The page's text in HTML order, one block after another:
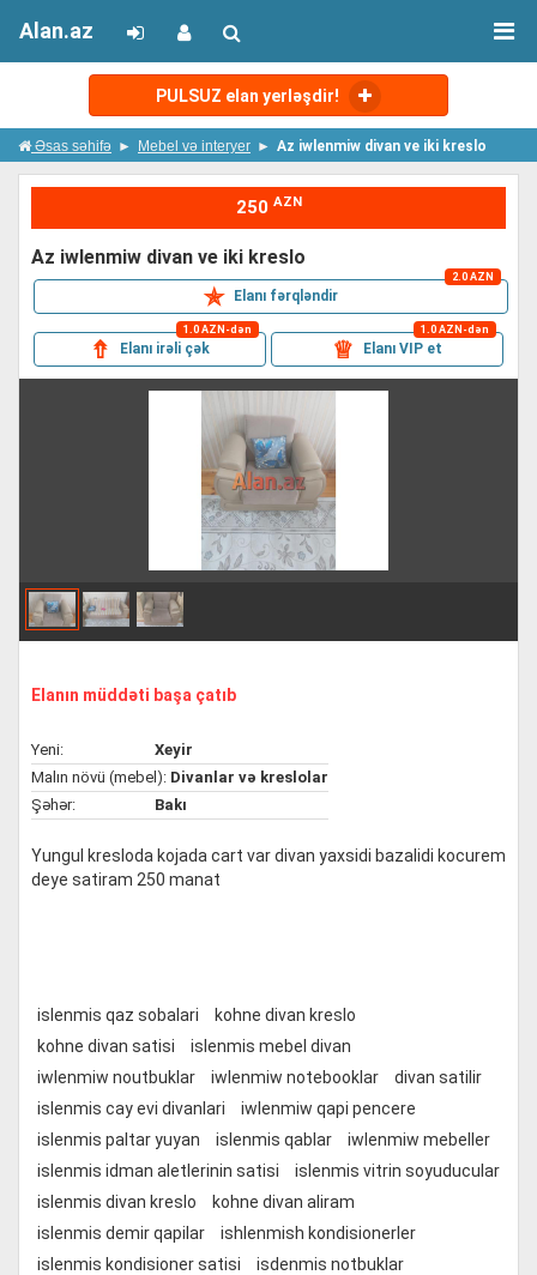
PULSUZ elan yerləşdir!
Alan.az
Əsas səhifə Mebel və interyer Az iwlenmiw divan ve iki kreslo
250 AZN
az iwlenmiw divan ve iki kreslo
✯ Elanı fərqləndir
2.0 AZN
⇮ Elanı irəli çək
1.0 AZN-dən
♕ Elanı VIP et
1.0 AZN-dən
Elanın müddəti başa çatıb
Yeni:
Xeyir
Malın növü (mebel): Divanlar və kreslolar
Şəhər:
Bakı
Yungul kresloda kojada cart var divan yaxsidi bazalidi kocurem
deye satiram 250 manat
islenmis qaz sobalari
kohne divan kreslo
kohne divan satisi
islenmis mebel divan
iwlenmiw noutbuklar
iwlenmiw notebooklar
divan satilir
islenmis cay evi divanlari
iwlenmiw qapi pencere
islenmis paltar yuyan
islenmis qablar
iwlenmiw mebeller
islenmis idman aletlerinin satisi
islenmis vitrin soyuducular
islenmis divan kreslo
kohne divan aliram
islenmis demir qapilar
ishlenmish kondisionerler
islenmis kondisioner satisi
isdenmis notbuklar